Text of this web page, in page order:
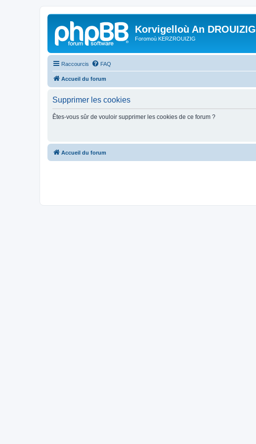
Korvigelloù An DROUIZIG
Foromoù KERZROUIZIG
Raccourcis FAQ
Accueil du forum
Supprimer les cookies
Êtes-vous sûr de vouloir supprimer les cookies de ce forum ?
Accueil du forum